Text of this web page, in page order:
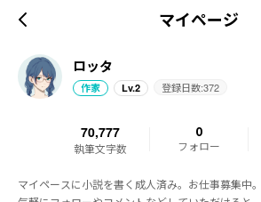
マイページ
ロッタ
作家
Lv.2 登録日数:372
70,777
執筆文字数
0
フォロー
マイペースに小説を書く成人済み。お仕事募集中。